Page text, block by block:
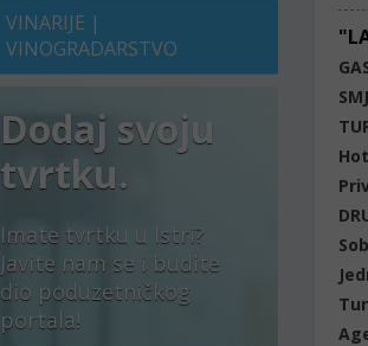
VINARIJE |
VINOGRADARSTVO
Dodaj svoju
tvrtku.
Imate tvrtku u Istri?
Javite nam se i budite
dio poduzetničkog
portala!